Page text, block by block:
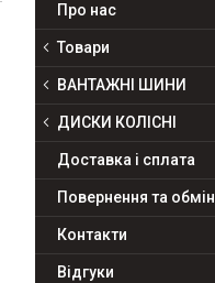
Про нас
Товари
ВАНТАЖНІ ШИНИ
ДИСКИ КОЛІСНІ
Доставка і сплата
Повернення та обмін
Контакти
Відгуки